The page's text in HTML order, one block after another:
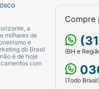
a
milhares de
e
do Brasil
é de hoje
com
Compre
(BH e
(Todo